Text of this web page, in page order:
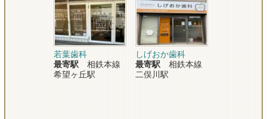
若葉歯科
最寄駅 相鉄本線
希望ヶ丘駅
しげおか歯科
最寄駅 相鉄本線
二俣川駅